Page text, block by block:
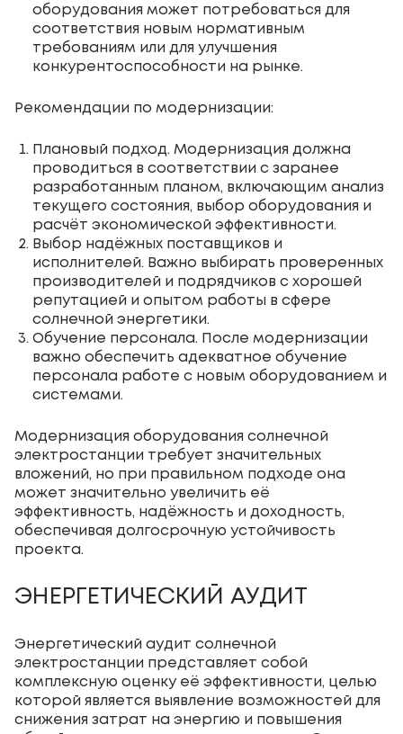
оборудования может потребоваться для
соответствия новым нормативным
требованиям или для улучшения
конкурентоспособности на рынке.
Рекомендации по модернизации:
Плановый подход. Модернизация должна
проводиться в соответствии с заранее
разработанным планом, включающим анализ
текущего состояния, выбор оборудования и
расчёт экономической эффективности.
Выбор надёжных поставщиков и
исполнителей. Важно выбирать проверенных
производителей и подрядчиков с хорошей
репутацией и опытом работы в сфере
солнечной энергетики.
Обучение персонала. После модернизации
важно обеспечить адекватное обучение
персонала работе с новым оборудованием и
системами.
Модернизация оборудования солнечной
электростанции требует значительных
вложений, но при правильном подходе она
может значительно увеличить её
эффективность, надёжность и доходность,
обеспечивая долгосрочную устойчивость
проекта.
ЭНЕРГЕТИЧЕСКИЙ АУДИТ
Энергетический аудит солнечной
электростанции представляет собой
комплексную оценку её эффективности, целью
которой является выявление возможностей для
снижения затрат на энергию и повышения